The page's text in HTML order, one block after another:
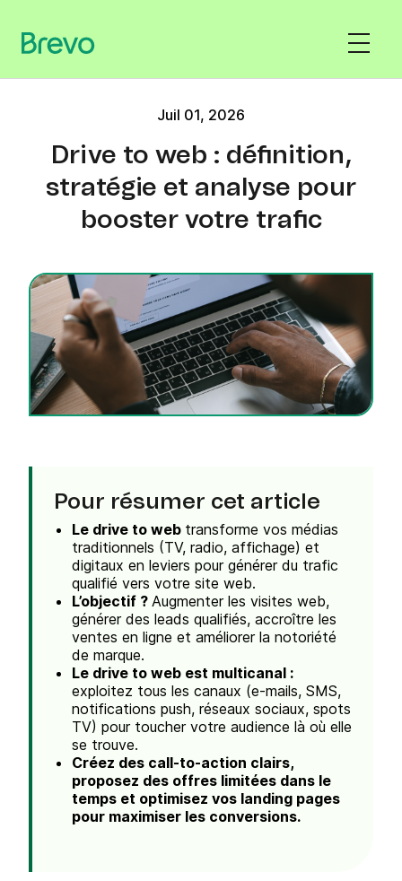
Juil 01, 2026
Drive to web : définition,
stratégie et analyse pour
booster votre trafic
Pour résumer cet article
Le drive to web transforme vos médias
traditionnels (TV, radio, affichage) et
digitaux en leviers pour générer du trafic
qualifié vers votre site web.
L’objectif ? Augmenter les visites web,
générer des leads qualifiés, accroître les
ventes en ligne et améliorer la notoriété
de marque.
Le drive to web est multicanal :
exploitez tous les canaux (e-mails, SMS,
notifications push, réseaux sociaux, spots
TV) pour toucher votre audience là où elle
se trouve.
Créez des call-to-action clairs,
proposez des offres limitées dans le
temps et optimisez vos landing pages
pour maximiser les conversions.